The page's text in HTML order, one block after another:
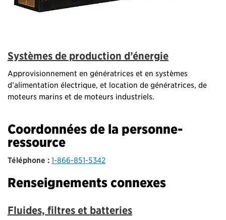
Systèmes de production d’énergie
Approvisionnement en génératrices et en systèmes
d’alimentation électrique, et location de génératrices, de
moteurs marins et de moteurs industriels.
Coordonnées de la personne-
ressource
Téléphone : 1-866-851-5342
Renseignements connexes
Fluides, filtres et batteries